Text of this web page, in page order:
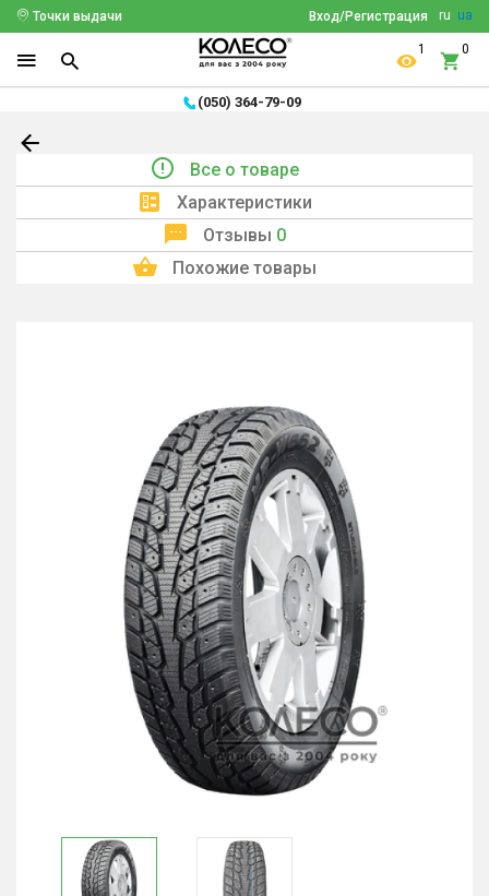
ru ua
Вход/Регистрация
Точки выдачи
1 0
(050) 364-79-09
Все о товаре
Характеристики
Отзывы 0
Похожие товары